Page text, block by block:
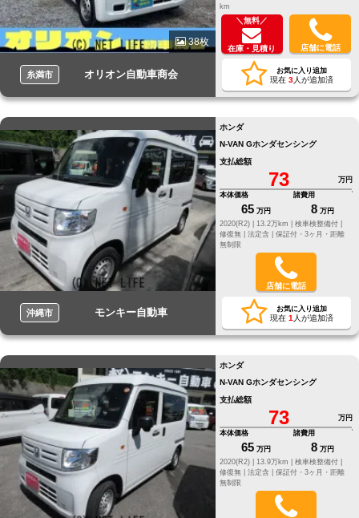
38枚
糸満市 オリオン自動車商会
km
＼無料／
在庫・見積り 店舗に電話
お気に入り追加
現在 3人が追加済
沖縄市 モンキー自動車
ホンダ
N-VAN Gホンダセンシング
支払総額
73
万円
本体価格
65 万円
諸費用
8 万円
2020(R2) |
13.2万km |
検車検整備付 |
修復無 | 法定含 | 保証付・3ヶ月・距離
無制限
店舗に電話
お気に入り追加
現在 1 人が追加済
ホンダ
N-VAN Gホンダセンシング
支払総額
73
万円
本体価格
65 万円
諸費用
8 万円
2020(R2) |
13.9万km |
検車検整備付 |
修復無 | 法定含 | 保証付・3ヶ月・距離
無制限